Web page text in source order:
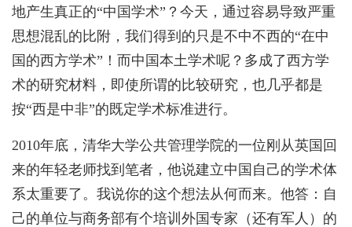
地产生真正的“中国学术”？今天，通过容易导致严重
思想混乱的比附，我们得到的只是不中不西的“在中
国的西方学术”！而中国本土学术呢？多成了西方学
术的研究材料，即使所谓的比较研究，也几乎都是
按“西是中非”的既定学术标准进行。
2010年底，清华大学公共管理学院的一位刚从英国回
来的年轻老师找到笔者，他说建立中国自己的学术体
系太重要了。我说你的这个想法从何而来。他答：自
己的单位与商务部有个培训外国专家（还有军人）的